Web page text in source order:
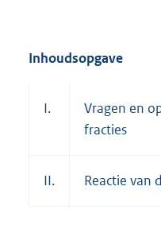
Inhoudsopgave
I.
Vragen en
fracties
II. Reactie van